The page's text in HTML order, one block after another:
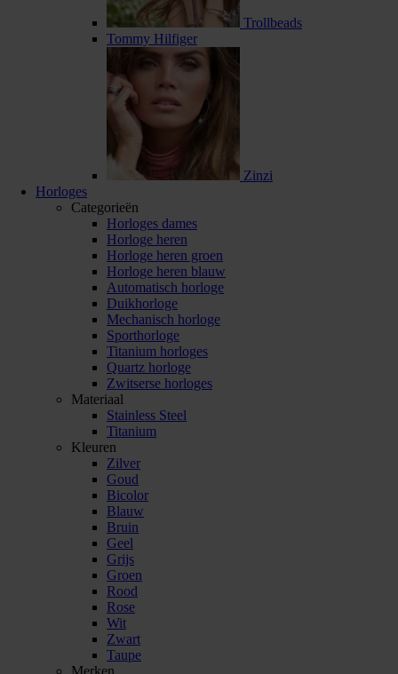
Trollbeads
Tommy Hilfiger
Zinzi
Horloges
Categorieën
Horloges dames
Horloge heren
Horloge heren groen
Horloge heren blauw
Automatisch horloge
Duikhorloge
Mechanisch horloge
Sporthorloge
Titanium horloges
Quartz horloge
Zwitserse horloges
Materiaal
Stainless Steel
Titanium
Kleuren
Zilver
Goud
Bicolor
Blauw
Bruin
Geel
Grijs
Groen
Rood
Rose
Wit
Zwart
Taupe
Merken